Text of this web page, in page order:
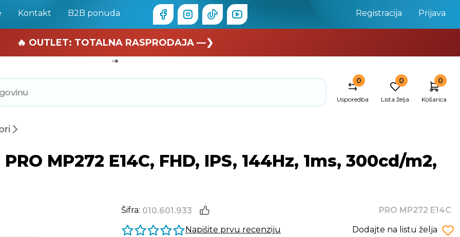
Kontakt B2B ponuda Registracija Prijava
🏄 Zaslužuješ odmor —❯
🔥 OUTLET: TOTALNA RASPRODAJA —❯
0
Usporedba
0
Lista želja
0
Košarica
MP272 E14C, FHD, IPS, 144Hz, 1ms, 300cd/m2,
Šifra: 010.601.933
PRO MP272 E14C
Napišite prvu recenziju
Dodajte na listu želja